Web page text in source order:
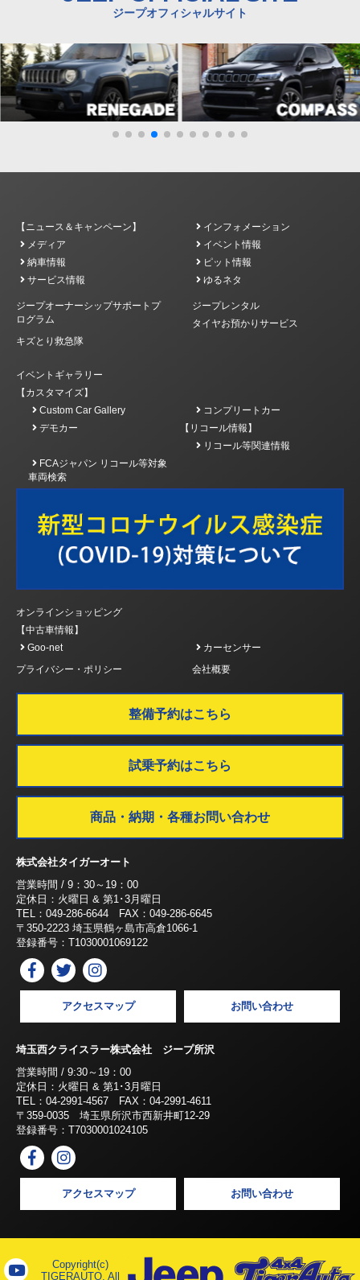
ジープオフィシャルサイト
【ニュース＆キャンペーン】
インフォメーション
メディア
イベント情報
納車情報
ピット情報
サービス情報
ゆるネタ
ジープオーナーシップサポートプ
ログラム
ジープレンタル
タイヤお預かりサービス
キズとり救急隊
イベントギャラリー
【カスタマイズ】
Custom Car Gallery
コンプリートカー
デモカー
【リコール情報】
リコール等関連情報
FCAジャパン リコール等対象
車両検索
オンラインショッピング
【中古車情報】
Goo-net
カーセンサー
プライバシー・ポリシー
会社概要
整備予約はこちら
試乗予約はこちら
商品・納期・各種お問い合わせ
株式会社タイガーオート
営業時間 / 9：30～19：00
定休日：火曜日 & 第1･3月曜日
TEL：049-286-6644 FAX：049-286-6645
〒350-2223 埼玉県鶴ヶ島市高倉1066-1
登録番号：T1030001069122
アクセスマップ お問い合わせ
埼玉西クライスラー株式会社 ジープ所沢
営業時間 / 9:30～19：00
定休日：火曜日 & 第1･3月曜日
TEL：04-2991-4567 FAX：04-2991-4611
〒359-0035 埼玉県所沢市西新井町12-29
登録番号：T7030001024105
アクセスマップ お問い合わせ
Copyright(c)
TIGERAUTO, All